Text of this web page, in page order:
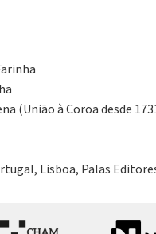
(União à Coroa desde
Lisboa, Palas